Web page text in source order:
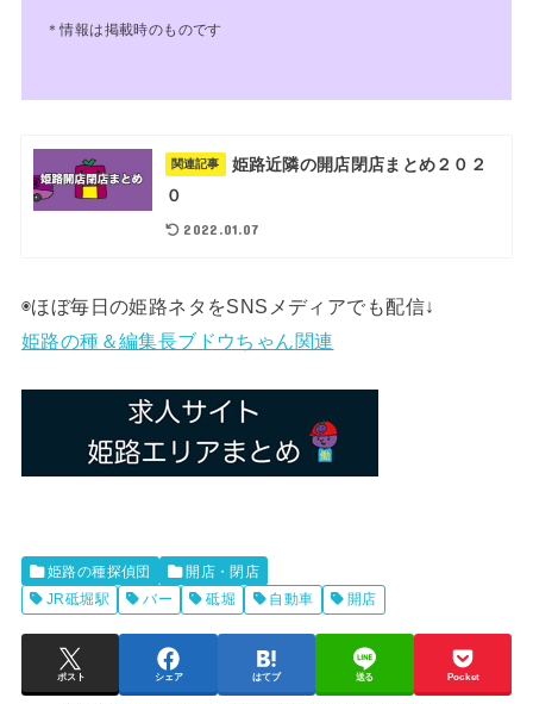
＊情報は掲載時のものです
関連記事
姫路近隣の開店閉店まとめ２０２
０
2022.01.07
◉ほぼ毎日の姫路ネタをSNSメディアでも配信↓
姫路の種＆編集長ブドウちゃん関連
姫路の種探偵団
開店・閉店
JR砥堀駅
バー 砥堀 自動車 開店
ポスト シェア はてブ 送る Pocket